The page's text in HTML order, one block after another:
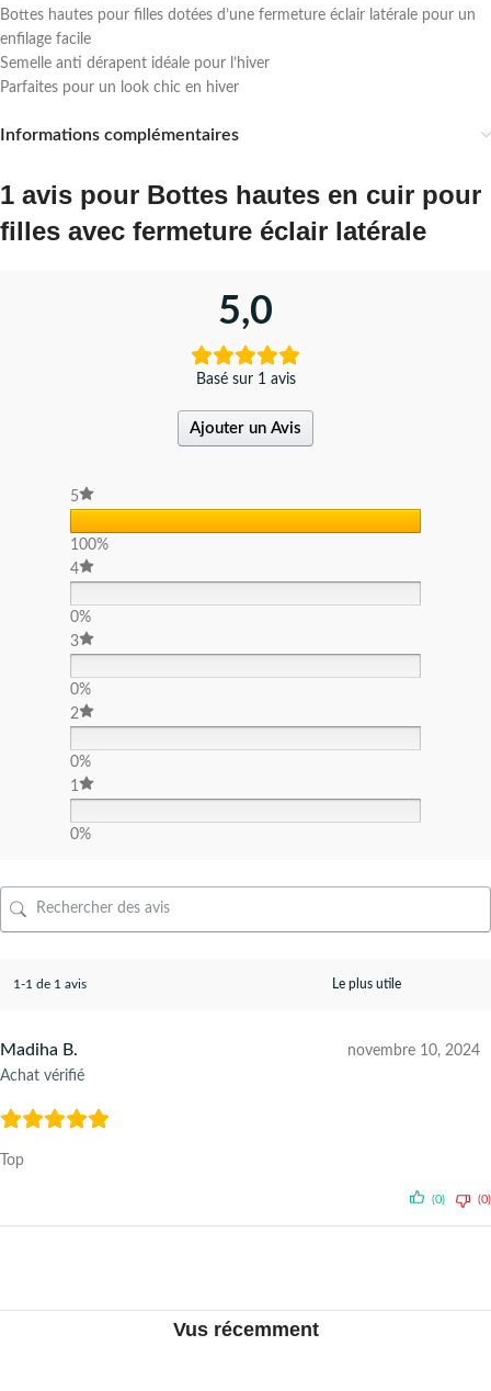
Bottes hautes pour filles dotées d’une fermeture éclair latérale pour un
enfilage facile
Semelle anti dérapent idéale pour l’hiver
Parfaites pour un look chic en hiver
Informations complémentaires
1 avis pour Bottes hautes en cuir pour
filles avec fermeture éclair latérale
5,0
Basé sur 1 avis
Ajouter un Avis
5
100%
4
0%
3
0%
2
0%
1
0%
1-1 de 1 avis
Madiha B.
Achat vérifié
novembre 10, 2024
Top
(0) (0)
Vus récemment